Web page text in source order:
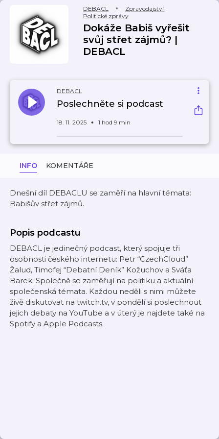
DEBACL Zpravodajství,
Politické zprávy
Dokáže Babiš vyřešit
svůj střet zájmů? |
DEBACL
DEBACL
Poslechněte si podcast
18. 11. 2025 1 hod 9 min
INFO KOMENTÁŘE
Dnešní díl DEBACLU se zaměří na hlavní témata:
Babišův střet zájmů.
Popis podcastu
DEBACL je jedinečný podcast, který spojuje tři
osobnosti českého internetu: Petr “CzechCloud”
Žalud, Timofej “Debatní Deník” Kožuchov a Sváťa
Barek. Společně se zaměřují na politiku a aktuální
společenská témata. Každou neděli s nimi můžete
živě diskutovat na twitch.tv, v pondělí si poslechnout
jejich debaty na YouTube a v úterý je najdete také na
Spotify a Apple Podcasts.